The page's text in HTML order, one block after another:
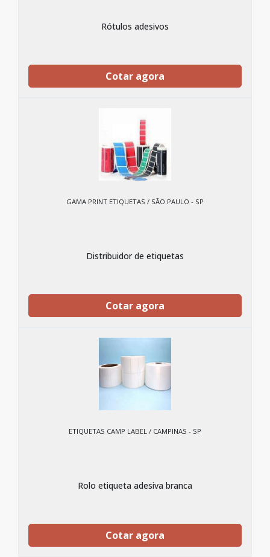
Rótulos adesivos
Cotar agora
GAMA PRINT ETIQUETAS / SÃO PAULO - SP
Distribuidor de etiquetas
Cotar agora
ETIQUETAS CAMP LABEL / CAMPINAS - SP
Rolo etiqueta adesiva branca
Cotar agora